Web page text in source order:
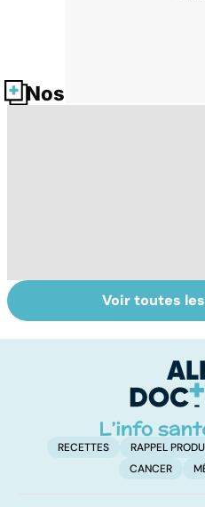
Nos fiches santé
Tout savoir sur
les infections
Voir toutes
RECETTES RAPPEL
CANCER